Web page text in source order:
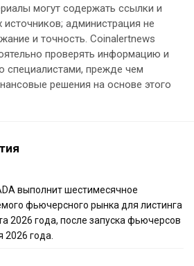
могут содержать ссылки и
источников; администрация не
и точность. Coinalertnews
проверять информацию и
специалистами, прежде чем
решения на основе этого
выполнит шестимесячное
фьючерсного рынка для листинга
2026 года, после запуска фьючерсов
2026 года.